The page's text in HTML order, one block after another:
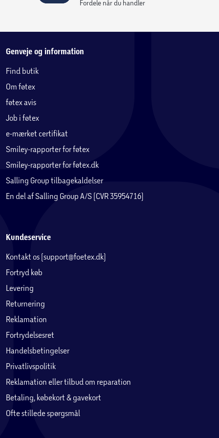
Fordele når du handler
Genveje og information
Find butik
Om føtex
føtex avis
Job i føtex
e-mærket certifikat
Smiley-rapporter for føtex
Smiley-rapporter for føtex.dk
Salling Group tilbagekaldelser
En del af Salling Group A/S (CVR 35954716)
Kundeservice
Kontakt os (support@foetex.dk)
Fortryd køb
Levering
Returnering
Reklamation
Fortrydelsesret
Handelsbetingelser
Privatlivspolitik
Reklamation eller tilbud om reparation
Betaling, købekort & gavekort
Ofte stillede spørgsmål